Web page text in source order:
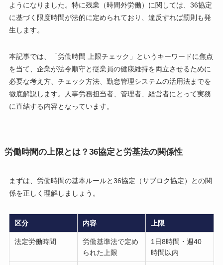
ようになりました。特に残業（時間外労働）に関しては、36協定
に基づく限度時間が法的に定められており、違反すれば罰則も発
生します。
本記事では、「労働時間 上限チェック」というキーワードに焦点
を当て、企業が法令順守と従業員の健康維持を両立させるために
必要な考え方、チェック方法、勤怠管理システムの活用法までを
徹底解説します。人事労務担当者、管理者、経営者にとって実務
に直結する内容となっています。
労働時間の上限とは？36協定と労基法の関係性
まずは、労働時間の基本ルールと36協定（サブロク協定）との関
係を正しく理解しましょう。
区分 内容 上限
法定労働時間
労働基準法で定め
られた上限
1日8時間・週40
時間以内